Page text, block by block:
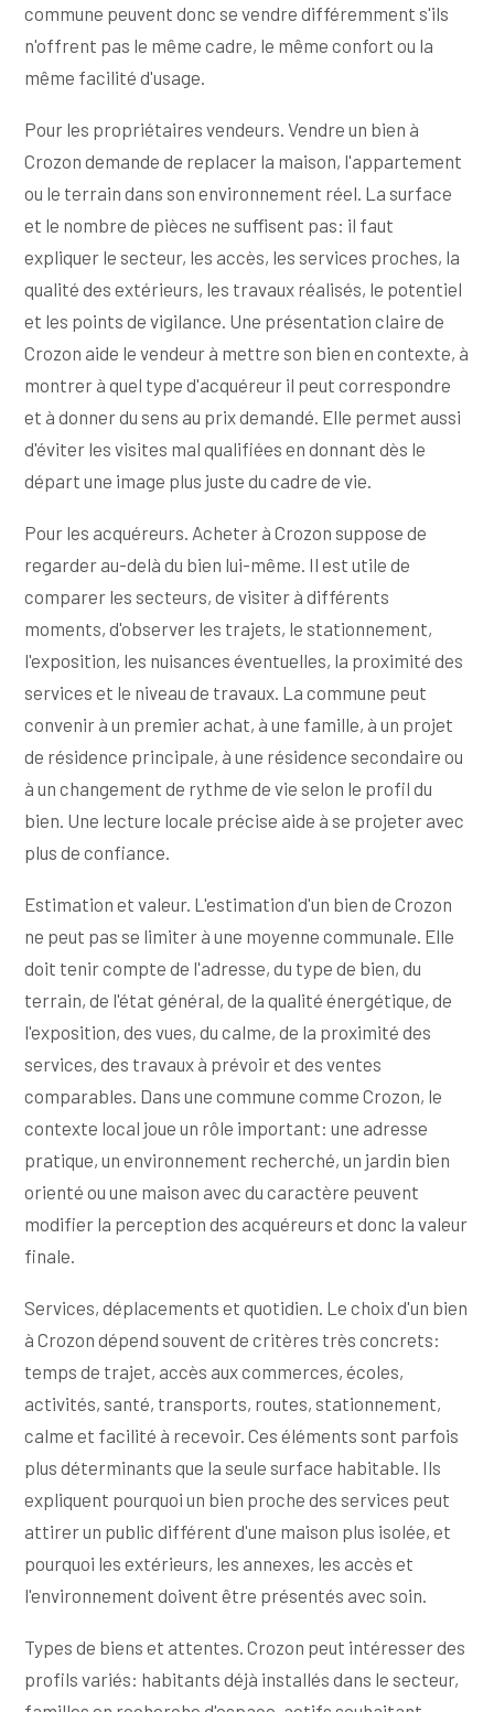
commune peuvent donc se vendre différemment s'ils
n'offrent pas le même cadre, le même confort ou la
même facilité d'usage.
Pour les propriétaires vendeurs. Vendre un bien à
Crozon demande de replacer la maison, l'appartement
ou le terrain dans son environnement réel. La surface
et le nombre de pièces ne suffisent pas: il faut
expliquer le secteur, les accès, les services proches, la
qualité des extérieurs, les travaux réalisés, le potentiel
et les points de vigilance. Une présentation claire de
Crozon aide le vendeur à mettre son bien en contexte, à
montrer à quel type d'acquéreur il peut correspondre
et à donner du sens au prix demandé. Elle permet aussi
d'éviter les visites mal qualifiées en donnant dès le
départ une image plus juste du cadre de vie.
Pour les acquéreurs. Acheter à Crozon suppose de
regarder au-delà du bien lui-même. Il est utile de
comparer les secteurs, de visiter à différents
moments, d'observer les trajets, le stationnement,
l'exposition, les nuisances éventuelles, la proximité des
services et le niveau de travaux. La commune peut
convenir à un premier achat, à une famille, à un projet
de résidence principale, à une résidence secondaire ou
à un changement de rythme de vie selon le profil du
bien. Une lecture locale précise aide à se projeter avec
plus de confiance.
Estimation et valeur. L'estimation d'un bien de Crozon
ne peut pas se limiter à une moyenne communale. Elle
doit tenir compte de l'adresse, du type de bien, du
terrain, de l'état général, de la qualité énergétique, de
l'exposition, des vues, du calme, de la proximité des
services, des travaux à prévoir et des ventes
comparables. Dans une commune comme Crozon, le
contexte local joue un rôle important: une adresse
pratique, un environnement recherché, un jardin bien
orienté ou une maison avec du caractère peuvent
modifier la perception des acquéreurs et donc la valeur
finale.
Services, déplacements et quotidien. Le choix d'un bien
à Crozon dépend souvent de critères très concrets:
temps de trajet, accès aux commerces, écoles,
activités, santé, transports, routes, stationnement,
calme et facilité à recevoir. Ces éléments sont parfois
plus déterminants que la seule surface habitable. Ils
expliquent pourquoi un bien proche des services peut
attirer un public différent d'une maison plus isolée, et
pourquoi les extérieurs, les annexes, les accès et
l'environnement doivent être présentés avec soin.
Types de biens et attentes. Crozon peut intéresser des
profils variés: habitants déjà installés dans le secteur,